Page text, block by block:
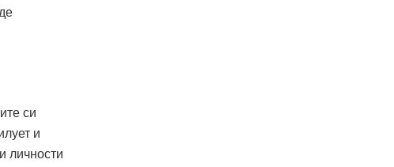
си
и
личности